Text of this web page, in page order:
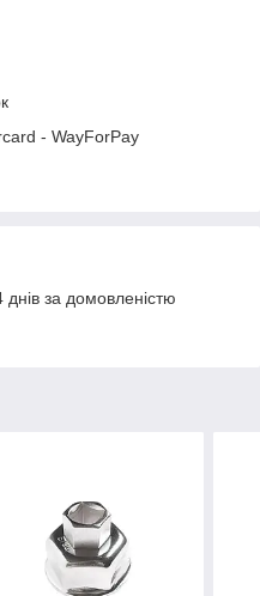
- WayForPay
за домовленістю